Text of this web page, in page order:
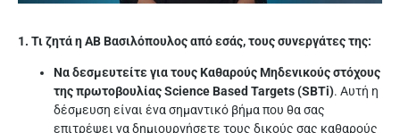
1. Τι ζητά η ΑΒ Βασιλόπουλος από εσάς, τους συνεργάτες της:
Να δεσμευτείτε για τους Καθαρούς Μηδενικούς στόχους
της πρωτοβουλίας Science Based Targets (SBTi). Αυτή η
δέσμευση είναι ένα σημαντικό βήμα που θα σας
επιτρέψει να δημιουργήσετε τους δικούς σας καθαρούς